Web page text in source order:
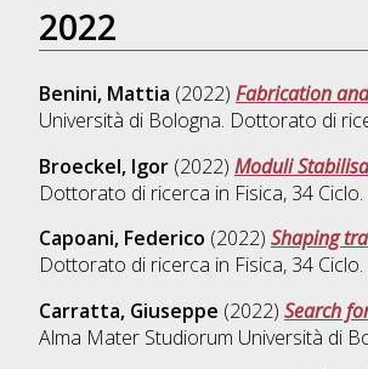
2022
Benini, Mattia (2022) Fabrication
Università di Bologna. Dottorato di
Broeckel, Igor(2022) Moduli
Dottorato di ricerca in Fisica, 34
Capoani, Federico (2022) Shaping
Dottorato di ricerca in Fisica, 34
Carratta, Giuseppe (2022) Search
Alma Mater Studiorum Università di